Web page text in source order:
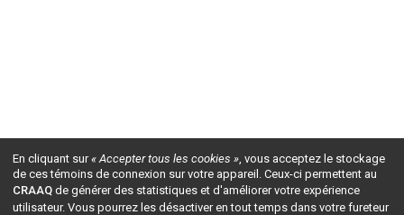
En cliquant sur« Accepter tous les cookies », vous acceptez le stockage
de ces témoins de connexion sur votre appareil. Ceux-ci permettent au
CRAAQ de générer des statistiques et d'améliorer votre expérience
utilisateur. Vous pourrez les désactiver en tout temps dans votre fureteur